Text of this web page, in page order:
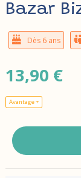
Bazar
Dès 6 ans
13,90 €
Avantage +